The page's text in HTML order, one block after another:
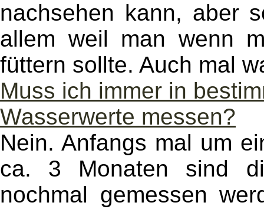
nachsehen kann, aber
allem weil man wenn
füttern sollte. Auch mal
Muss ich immer in
Wasserwerte messen?
Nein. Anfangs mal um
ca. 3 Monaten sind
nochmal gemessen